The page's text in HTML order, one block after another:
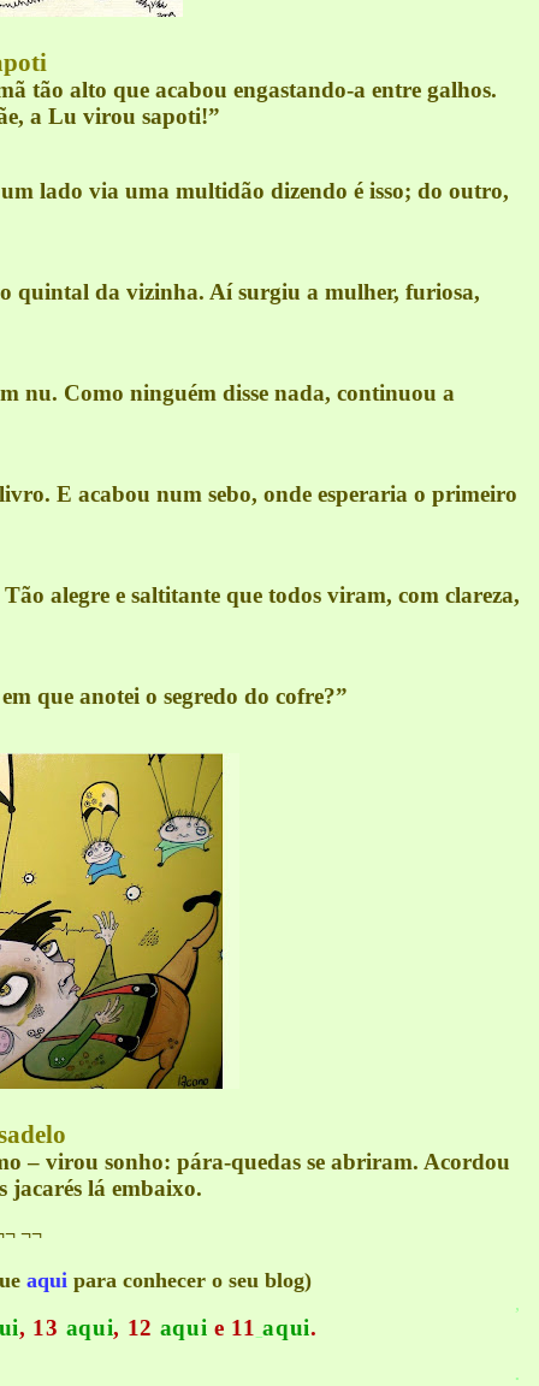
tão alto que acabou engastando-a entre galhos.
a Lu virou sapoti!”
lado via uma multidão dizendo é isso; do outro,
quintal da vizinha. Aí surgiu a mulher, furiosa,
nu. Como ninguém disse nada, continuou a
E acabou num sebo, onde esperaria o primeiro
alegre e saltitante que todos viram, com clareza,
que anotei o segredo do cofre?”
– virou sonho: pára-quedas se abriram. Acordou
jacarés lá embaixo.
¬¬
aqui para conhecer o seu blog)
,
, 13 aqui, 12 aqui e 11 aqui.
.